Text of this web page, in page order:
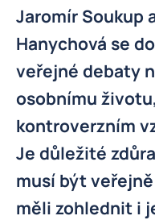
Jaromír Soukup
Hanychová se
veřejné debaty
osobnímu
kontroverzním
Je důležité
musí být
měli zohlednit i